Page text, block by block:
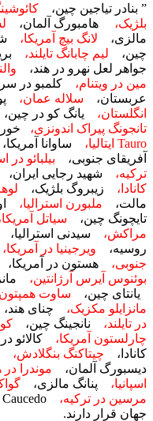
” بنادر تیاجین چین،
بلژیک، هامبورگ آلمان،
مالزی، لانگ بیچ آمریکا،
چین، لیم چابانگ تایلند،
جواهر لعل نهرو در هند،
مین در ویتنام، کلمبو در
عربستان، سلاله عمان،
انگلستان،
یانگ کو در
تانجونگ پیراک اندونزی،
Tauro ایتالیا،
ساوانا آمریکا،
آفریقای جنوبی،
بیلبائو در
ترکیه، شهید رجایی ایران،
کانادا،
زیبروگ بلژیک،
مالت،
ملبورن استرالیا،
تایچونگ چین، سیاتل
مراکش،
سیدنی استرالیا،
روسیه،
ویرجینیا در آمریکا،
جنوبی، هستون در آمریکا،
بوئنوس آیرس آرژانتین،
یانتای چین، ساوت همپتون
مانزایلو مکزیک، چنای
در تایلند،
نانجینگ چین،
چارلستون آمریکا، کالائو
کانادا، چیتاکنگ بنگلادش،
دیسبورگ آلمان، موندرا در
اسپانیا،
پنانگ مالزی،
مرسین در ترکیه،
جهان قرار دارند.